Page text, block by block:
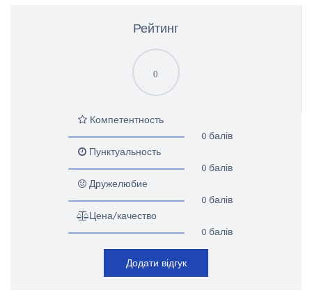
Рейтинг
0
Компетентность
0 балів
Пунктуальность
0 балів
Дружелюбие
0 балів
Цена/качество
0 балів
Додати відгук